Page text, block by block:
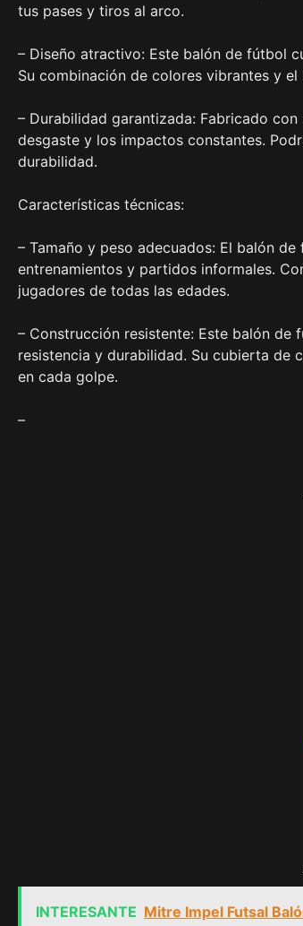
tus pases y tiros al arco.
– Diseño atractivo: Este balón de fútbol
Su combinación de colores vibrantes y
– Durabilidad garantizada: Fabricado
desgaste y los impactos constantes.
durabilidad.
Características técnicas:
– Tamaño y peso adecuados: El balón
entrenamientos y partidos informales.
jugadores de todas las edades.
– Construcción resistente: Este balón
resistencia y durabilidad. Su cubierta de
en cada golpe.
–
INTERESANTE Mitre Impel Futsal